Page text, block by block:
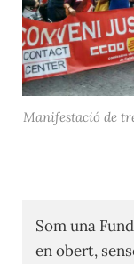
Manifestació de
Som una
en obert,